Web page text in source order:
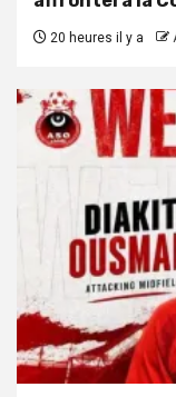
20 heures il y a